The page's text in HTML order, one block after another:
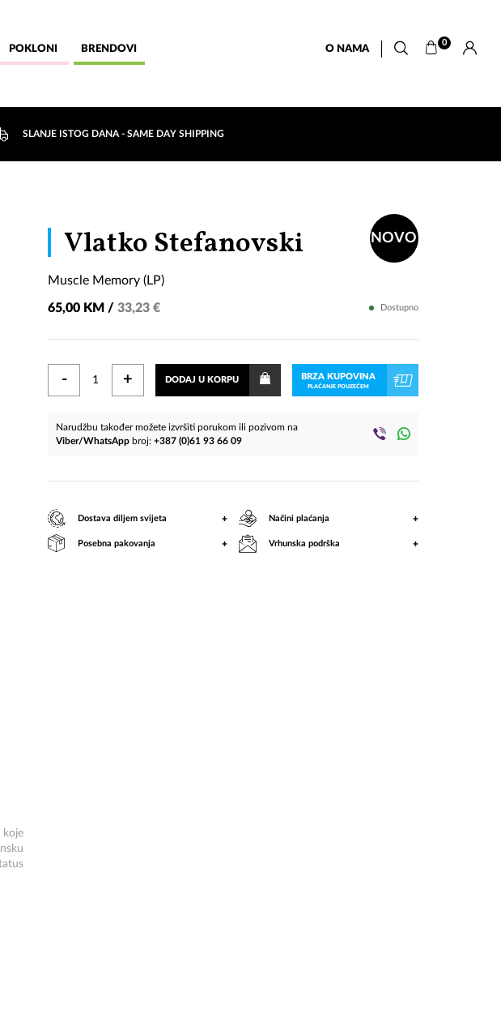
POKLONI BRENDOVI O NAMA
0
SLANJE ISTOG DANA - SAME DAY SHIPPING
koje
Vlatko Stefanovski Muscle
Memory
NOVO
Muscle Memory (LP)
65,00 KM /33,23 € Dostupno
- + DODAJ U KORPU BRZA KUPOVINA
PLAĆANJE POUZEĆEM
Narudžbu također možete izvršiti porukom ili pozivom na
Viber/WhatsApp broj:+387 (0)61 93 66 09
Dostava diljem svijeta + Načini plaćanja +
Posebna pakovanja + Vrhunska podrška +